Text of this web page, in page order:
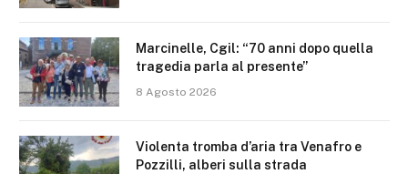
Marcinelle, Cgil: “70 anni dopo quella
tragedia parla al presente”
8 Agosto 2026
Violenta tromba d’aria tra Venafro e
Pozzilli, alberi sulla strada